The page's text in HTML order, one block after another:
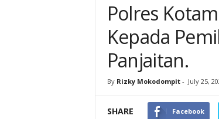
Polres
Kepada
Panjaitan.
By Rizky Mokodompit- July 25,
SHARE Facebook